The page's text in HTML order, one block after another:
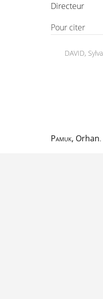
Directeur
Pour citer
DAVID,
Pamuk, Orhan